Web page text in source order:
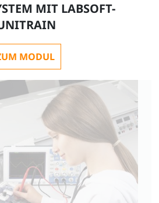
MIT LABSOFT-
MODUL